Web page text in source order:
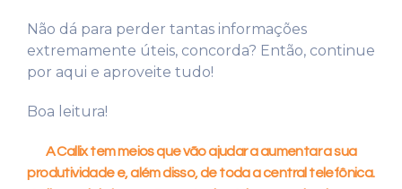
Não dá para perder tantas informações
extremamente úteis, concorda? Então, continue
por aqui e aproveite tudo!
Boa leitura!
A Callix tem meios que vão ajudar a aumentar a sua
produtividade e, além disso, de toda a central telefônica.